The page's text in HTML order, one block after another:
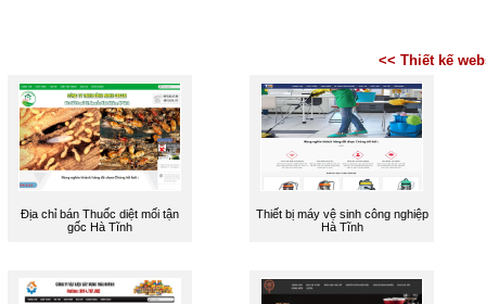
<< Thiết kế
Địa chỉ bán Thuốc diệt mối tận
gốc Hà Tĩnh
Thiết bị máy vệ sinh công nghiệp
Hà Tĩnh